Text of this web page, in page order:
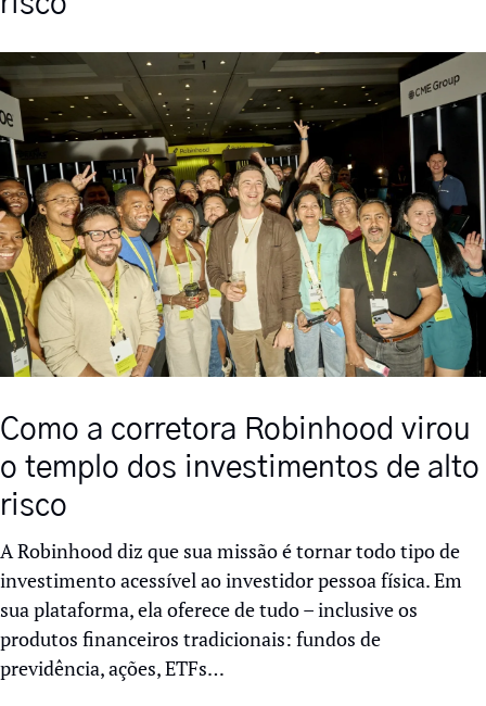
Como a corretora Robinhood virou
o templo dos investimentos de alto
risco
A Robinhood diz que sua missão é tornar todo tipo de
investimento acessível ao investidor pessoa física. Em
sua plataforma, ela oferece de tudo – inclusive os
produtos financeiros tradicionais: fundos de
previdência, ações, ETFs…